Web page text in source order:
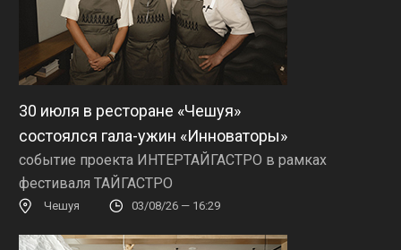
30 июля в ресторане «Чешуя»
состоялся гала-ужин «Инноваторы»
событие проекта ИНТЕРТАЙГАСТРО в рамках
фестиваля ТАЙГАСТРО
Чешуя 03/08/26 — 16:29